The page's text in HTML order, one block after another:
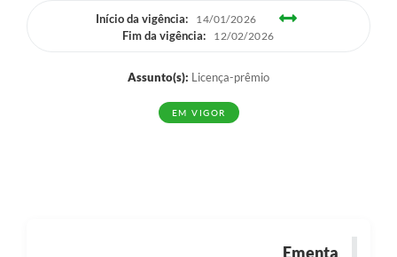
Início da vigência: 14/01/2026
Fim da vigência: 12/02/2026
Assunto(s): Licença-prêmio
EM VIGOR
Ementa